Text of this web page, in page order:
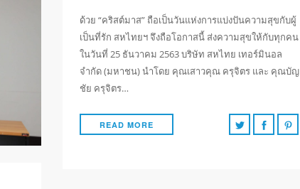
ด้วย “คริสต์มาส” ถือเป็นวันแห่งการแบ่งปันความสุขกับผู้
เป็นที่รัก สหไทยฯ จึงถือโอกาสนี้ ส่งความสุขให้กับทุกคน
ในวันที่ 25 ธันวาคม 2563 บริษัท สหไทย เทอร์มินอล
จำกัด (มหาชน) นำโดย คุณเสาวคุณ ครุจิตร และ คุณบัญ
ชัย ครุจิตร…
READ MORE